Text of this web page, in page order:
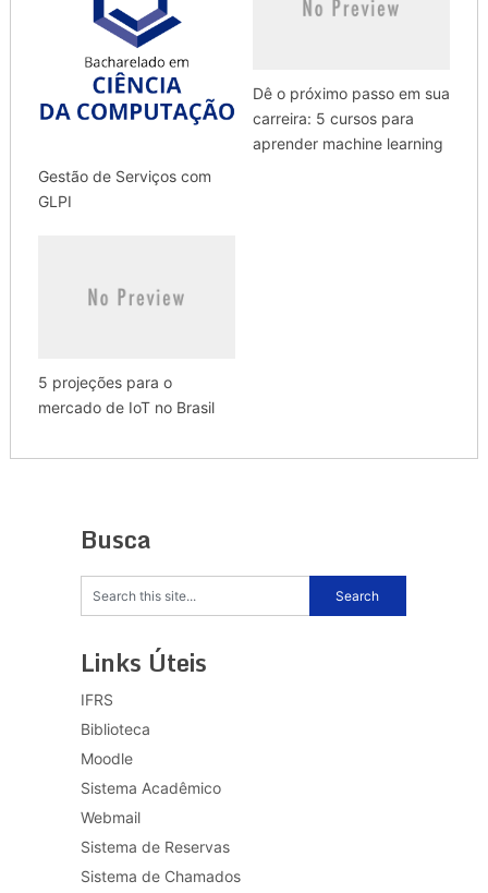
Gestão de Serviços com
GLPI
Dê o próximo passo em sua
carreira: 5 cursos para
aprender machine learning
5 projeções para o
mercado de IoT no Brasil
Busca
Links Úteis
IFRS
Biblioteca
Moodle
Sistema Acadêmico
Webmail
Sistema de Reservas
Sistema de Chamados